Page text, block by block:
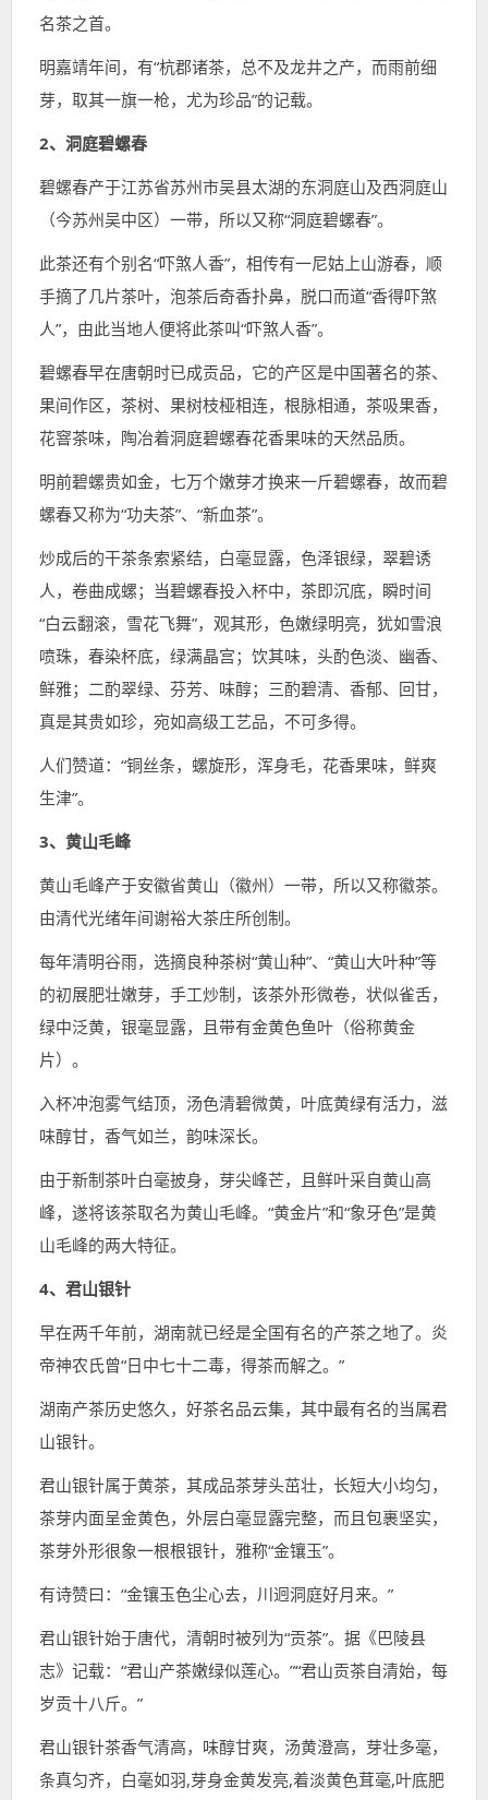
名茶之首。
明嘉靖年间，有“杭郡诸茶，总不及龙井之产，而雨前细
芽，取其一旗一枪，尤为珍品”的记载。
2、洞庭碧螺春
碧螺春产于江苏省苏州市吴县太湖的东洞庭山及西洞庭山
（今苏州吴中区）一带，所以又称“洞庭碧螺春”。
此茶还有个别名“吓煞人香”，相传有一尼姑上山游春，顺
手摘了几片茶叶，泡茶后奇香扑鼻，脱口而道“香得吓煞
人”，由此当地人便将此茶叫“吓煞人香”。
碧螺春早在唐朝时已成贡品，它的产区是中国著名的茶、
果间作区，茶树、果树枝桠相连，根脉相通，茶吸果香，
花窨茶味，陶冶着洞庭碧螺春花香果味的天然品质。
明前碧螺贵如金，七万个嫩芽才换来一斤碧螺春，故而碧
螺春又称为“功夫茶”、“新血茶”。
炒成后的干茶条索紧结，白毫显露，色泽银绿，翠碧诱
人，卷曲成螺；当碧螺春投入杯中，茶即沉底，瞬时间
“白云翻滚，雪花飞舞”，观其形，色嫩绿明亮，犹如雪浪
喷珠，春染杯底，绿满晶宫；饮其味，头酌色淡、幽香、
鲜雅；二酌翠绿、芬芳、味醇；三酌碧清、香郁、回甘，
真是其贵如珍，宛如高级工艺品，不可多得。
人们赞道：“铜丝条，螺旋形，浑身毛，花香果味，鲜爽
生津”。
3、黄山毛峰
黄山毛峰产于安徽省黄山（徽州）一带，所以又称徽茶。
由清代光绪年间谢裕大茶庄所创制。
每年清明谷雨，选摘良种茶树“黄山种”、“黄山大叶种”等
的初展肥壮嫩芽，手工炒制，该茶外形微卷，状似雀舌，
绿中泛黄，银毫显露，且带有金黄色鱼叶（俗称黄金
片）。
入杯冲泡雾气结顶，汤色清碧微黄，叶底黄绿有活力，滋
味醇甘，香气如兰，韵味深长。
由于新制茶叶白毫披身，芽尖峰芒，且鲜叶采自黄山高
峰，遂将该茶取名为黄山毛峰。“黄金片”和“象牙色”是黄
山毛峰的两大特征。
4、君山银针
早在两千年前，湖南就已经是全国有名的产茶之地了。炎
帝神农氏曾“日中七十二毒，得茶而解之。”
湖南产茶历史悠久，好茶名品云集，其中最有名的当属君
山银针。
君山银针属于黄茶，其成品茶芽头茁壮，长短大小均匀，
茶芽内面呈金黄色，外层白毫显露完整，而且包裹坚实，
茶芽外形很象一根根银针，雅称“金镶玉”。
有诗赞曰：“金镶玉色尘心去，川迥洞庭好月来。”
君山银针始于唐代，清朝时被列为“贡茶”。据《巴陵县
志》记载：“君山产茶嫩绿似莲心。”“君山贡茶自清始，每
岁贡十八斤。”
君山银针茶香气清高，味醇甘爽，汤黄澄高，芽壮多毫，
条真匀齐，白毫如羽,芽身金黄发亮,着淡黄色茸毫,叶底肥